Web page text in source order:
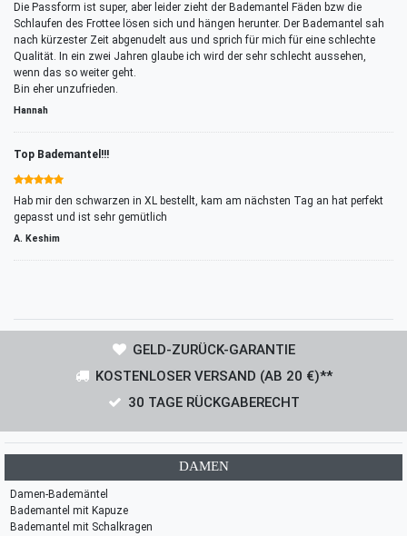
Die Passform ist super, aber leider zieht der Bademantel Fäden bzw die
Schlaufen des Frottee lösen sich und hängen herunter. Der Bademantel sah
nach kürzester Zeit abgenudelt aus und sprich für mich für eine schlechte
Qualität. In ein zwei Jahren glaube ich wird der sehr schlecht aussehen,
wenn das so weiter geht.
Bin eher unzufrieden.
Hannah
Top Bademantel!!!
Hab mir den schwarzen in XL bestellt, kam am nächsten Tag an hat perfekt
gepasst und ist sehr gemütlich
A. Keshim
GELD-ZURÜCK-GARANTIE
KOSTENLOSER VERSAND (AB 20 €)**
30 TAGE RÜCKGABERECHT
DAMEN
Damen-Bademäntel
Bademantel mit Kapuze
Bademantel mit Schalkragen